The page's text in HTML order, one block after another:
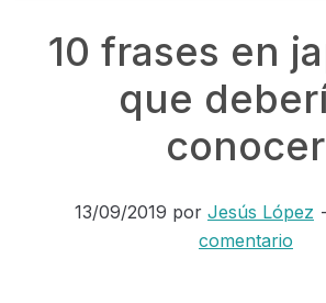
online
10 frases en
que
conocer
13/09/2019 por Jesús López
comentario